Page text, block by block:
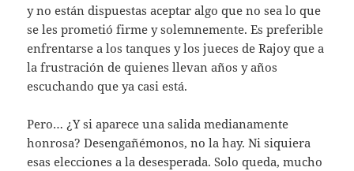
y no están dispuestas aceptar algo que no sea lo que
se les prometió firme y solemnemente. Es preferible
enfrentarse a los tanques y los jueces de Rajoy que a
la frustración de quienes llevan años y años
escuchando que ya casi está.
Pero… ¿Y si aparece una salida medianamente
honrosa? Desengañémonos, no la hay. Ni siquiera
esas elecciones a la desesperada. Solo queda, mucho